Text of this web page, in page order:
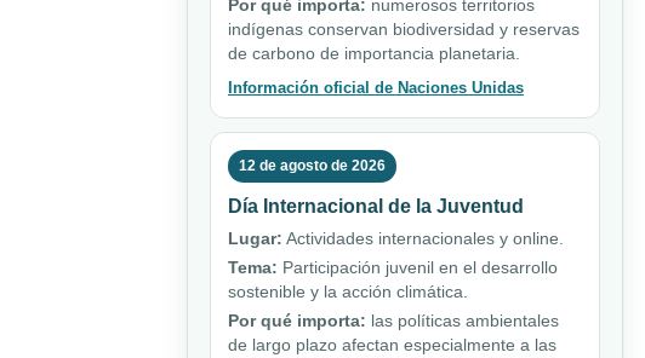
Por qué importa: numerosos territorios
indígenas conservan biodiversidad y reservas
de carbono de importancia planetaria.
Información oficial de Naciones Unidas
12 de agosto de 2026
Día Internacional de la Juventud
Lugar: Actividades internacionales y online.
Tema: Participación juvenil en el desarrollo
sostenible y la acción climática.
Por qué importa: las políticas ambientales
de largo plazo afectan especialmente a las